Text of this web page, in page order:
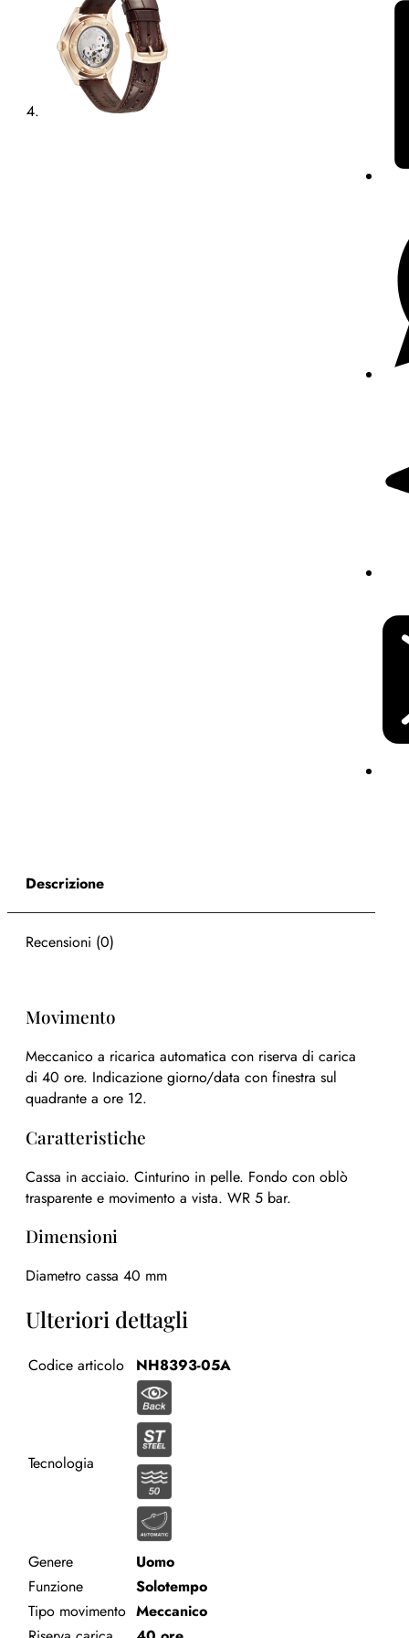
Descrizione
Recensioni (0)
Movimento
Meccanico a ricarica automatica con riserva di carica
di 40 ore. Indicazione giorno/data con finestra sul
quadrante a ore 12.
Caratteristiche
Cassa in acciaio. Cinturino in pelle. Fondo con oblò
trasparente e movimento a vista. WR 5 bar.
Dimensioni
Diametro cassa 40 mm
Ulteriori dettagli
Codice articolo NH8393-05A
Tecnologia
Genere
Uomo
Funzione
Solotempo
Tipo movimento Meccanico